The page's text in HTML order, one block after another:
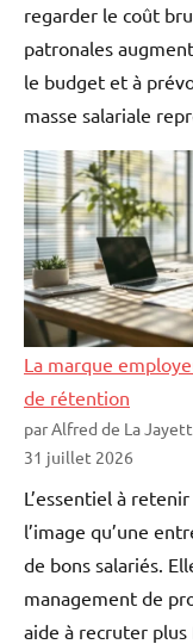
regarder le coût
patronales
le budget et à
masse salariale
La marque
de rétention
par Alfred de La
31 juillet 2026
L’essentiel à
l’image qu’une
de bons salariés.
management de
aide à recruter